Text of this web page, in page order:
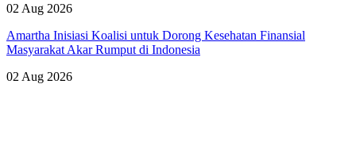
02 Aug 2026
Amartha Inisiasi Koalisi untuk Dorong Kesehatan Finansial
Masyarakat Akar Rumput di Indonesia
02 Aug 2026